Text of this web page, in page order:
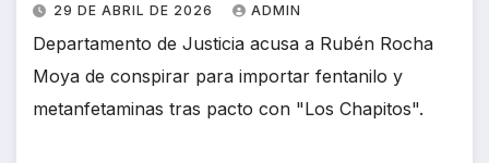
29 DE ABRIL DE 2026 ADMIN
Departamento de Justicia acusa a Rubén Rocha
Moya de conspirar para importar fentanilo y
metanfetaminas tras pacto con "Los Chapitos".